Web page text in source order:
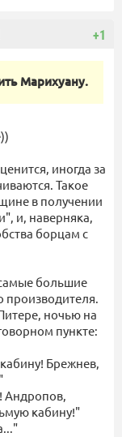
+1
Марихуану.
иногда за
Такое
в получении
и, наверняка,
борцам с
большие
производителя.
ночью на
пункте:
Брежнев,
Андропов,
кабину!"